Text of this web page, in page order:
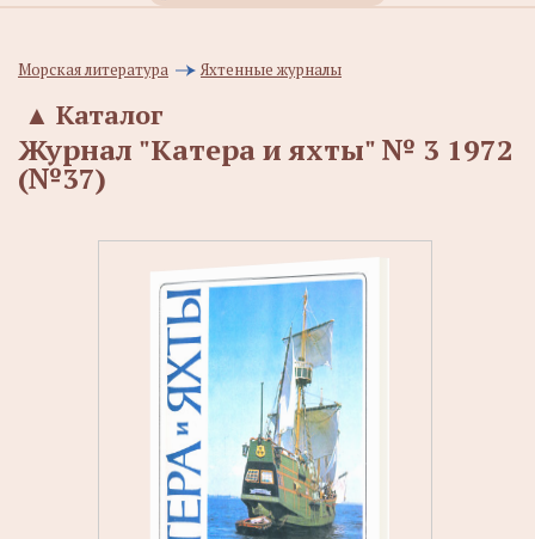
Морская литература Яхтенные журналы
Каталог
▲
Журнал "Катера и яхты" № 3 1972
(№37)